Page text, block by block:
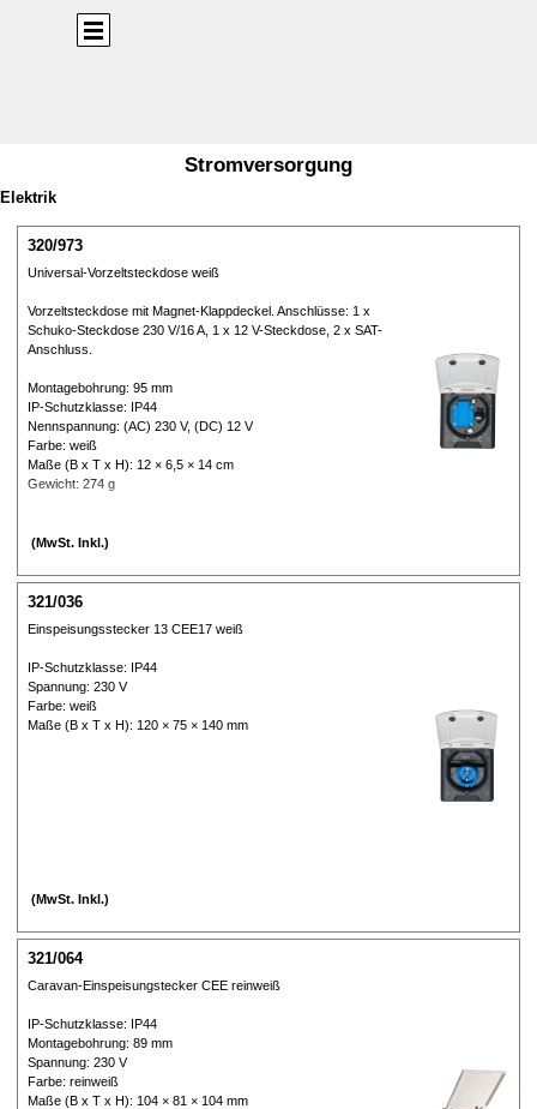
Direkt zum Seiteninhalt
Stromversorgung
Elektrik
320/973
Universal-Vorzeltsteckdose weiß
Vorzeltsteckdose mit Magnet-Klappdeckel. Anschlüsse: 1 x
Schuko-Steckdose 230 V/16 A, 1 x 12 V-Steckdose, 2 x SAT-
Anschluss.
Montagebohrung: 95 mm
IP-Schutzklasse: IP44
Nennspannung: (AC) 230 V, (DC) 12 V
Farbe: weiß
Maße (B x T x H): 12 × 6,5 × 14 cm
Gewicht: 274 g
(MwSt. Inkl.)
321/036
Einspeisungsstecker 13 CEE17 weiß
IP-Schutzklasse: IP44
Spannung: 230 V
Farbe: weiß
Maße (B x T x H): 120 × 75 × 140 mm
(MwSt. Inkl.)
321/064
Caravan-Einspeisungstecker CEE reinweiß
IP-Schutzklasse: IP44
Montagebohrung: 89 mm
Spannung: 230 V
Farbe: reinweiß
Maße (B x T x H): 104 × 81 × 104 mm